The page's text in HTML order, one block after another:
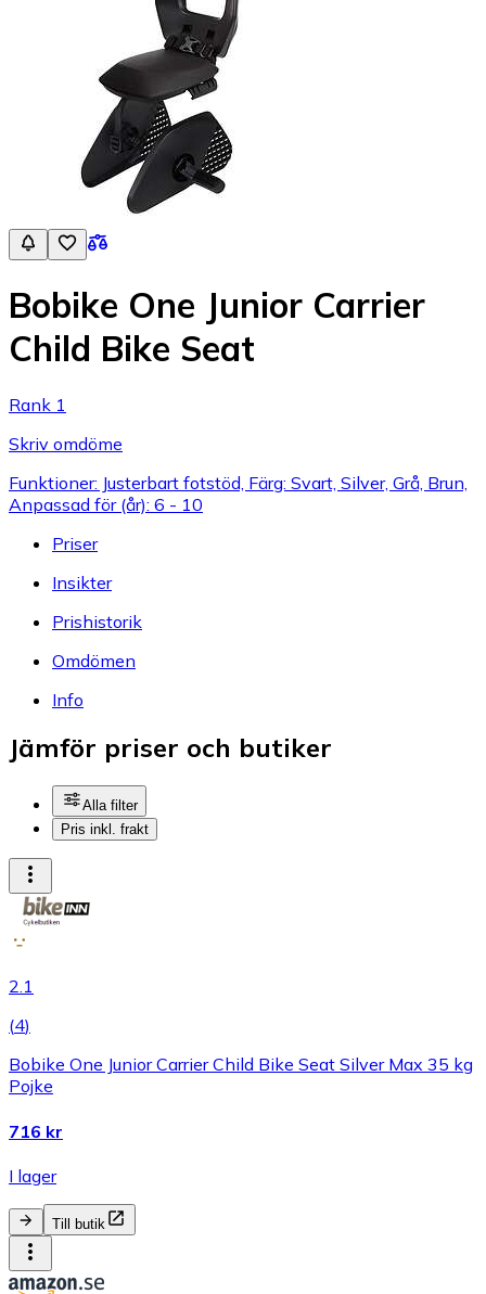
Bobike One Junior Carrier
Child Bike Seat
Rank 1
Skriv omdöme
Funktioner: Justerbart fotstöd, Färg: Svart, Silver, Grå, Brun,
Anpassad för (år): 6 - 10
Priser
Insikter
Prishistorik
Omdömen
Info
Jämför priser och butiker
Alla filter
Pris inkl. frakt
2.1
(4)
Bobike One Junior Carrier Child Bike Seat Silver Max 35 kg
Pojke
716 kr
I lager
Till butik